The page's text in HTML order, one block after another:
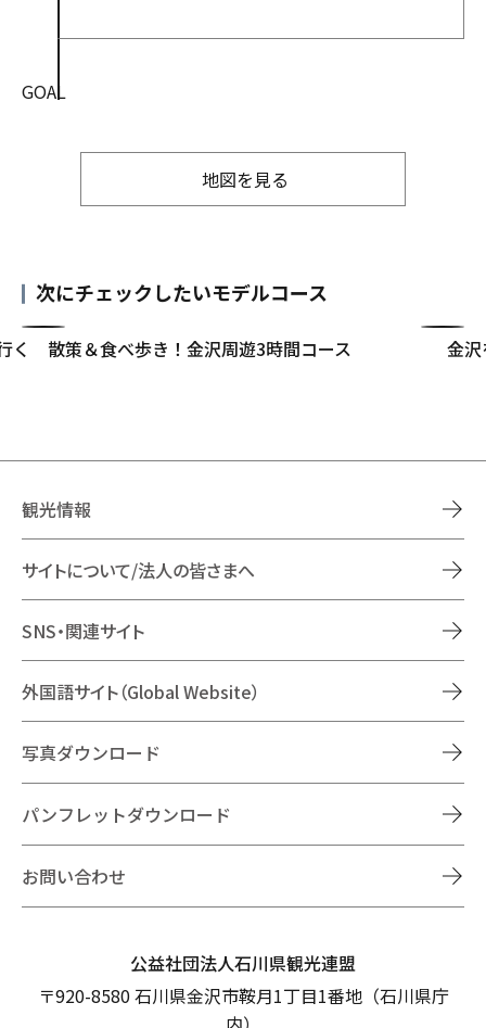
GOAL
地図を見る
次にチェックしたいモデルコース
く 散策＆食べ歩き！金沢周遊3時間コース 金
観光情報
サイトについて/法人の皆さまへ
SNS・関連サイト
外国語サイト（Global Website）
写真ダウンロード
パンフレットダウンロード
お問い合わせ
公益社団法人石川県観光連盟
〒920-8580 石川県金沢市鞍月1丁目1番地（石川県庁